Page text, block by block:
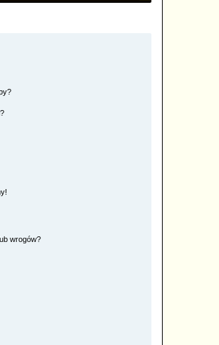
wrogów?